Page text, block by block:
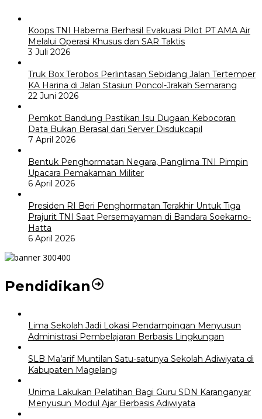
Koops TNI Habema Berhasil Evakuasi Pilot PT AMA Air
Melalui Operasi Khusus dan SAR Taktis
3 Juli 2026
Truk Box Terobos Perlintasan Sebidang Jalan Tertemper
KA Harina di Jalan Stasiun Poncol-Jrakah Semarang
22 Juni 2026
Pemkot Bandung Pastikan Isu Dugaan Kebocoran
Data Bukan Berasal dari Server Disdukcapil
7 April 2026
Bentuk Penghormatan Negara, Panglima TNI Pimpin
Upacara Pemakaman Militer
6 April 2026
Presiden RI Beri Penghormatan Terakhir Untuk Tiga
Prajurit TNI Saat Persemayaman di Bandara Soekarno-
Hatta
6 April 2026
Pendidikan
Lima Sekolah Jadi Lokasi Pendampingan Menyusun
Administrasi Pembelajaran Berbasis Lingkungan
SLB Ma’arif Muntilan Satu-satunya Sekolah Adiwiyata di
Kabupaten Magelang
Unima Lakukan Pelatihan Bagi Guru SDN Karanganyar
Menyusun Modul Ajar Berbasis Adiwiyata